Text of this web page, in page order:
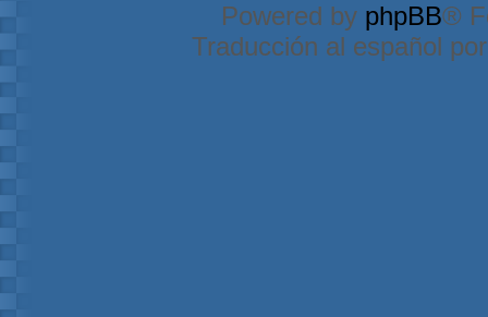
Powered by phpBB®
Traducción al español